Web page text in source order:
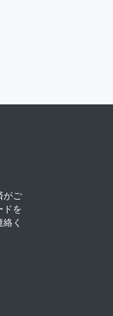
がご
ドを
く